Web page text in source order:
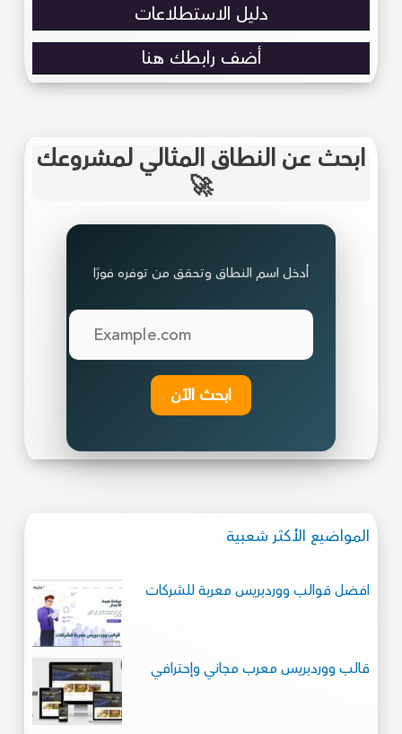
دليل الاستطلاعات
أضف رابطك هنا
ابحث عن النطاق المثالي لمشروعك
🚀
أدخل اسم النطاق وتحقق من توفره فورًا
ابحث الآن
المواضيع الأكثر شعبية
افضل قوالب ووردبريس معربة للشركات
قالب ووردبريس معرب مجاني وإحترافي